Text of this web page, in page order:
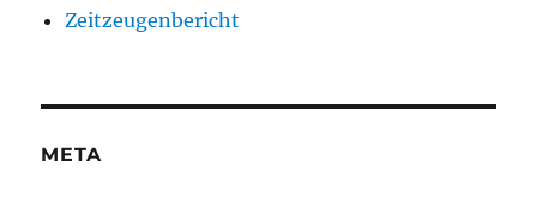
Zeitzeugenbericht
META